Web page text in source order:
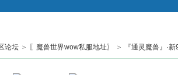
帖子
搜索
论坛 > 〖魔兽世界wow私服地址〗 > 『通灵魔兽』·